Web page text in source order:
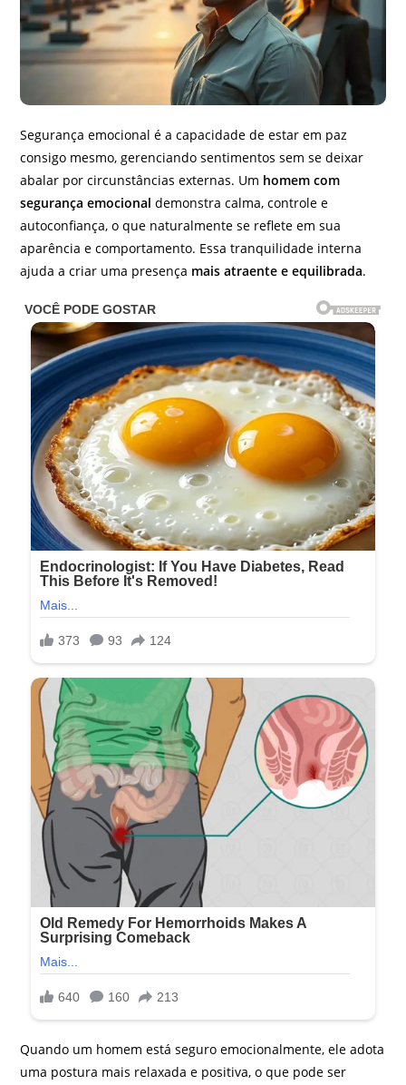
Segurança emocional é a capacidade de estar em paz
consigo mesmo, gerenciando sentimentos sem se deixar
abalar por circunstâncias externas. Um homem com
segurança emocional demonstra calma, controle e
autoconfiança, o que naturalmente se reflete em sua
aparência e comportamento. Essa tranquilidade interna
ajuda a criar uma presença mais atraente e equilibrada.
Quando um homem está seguro emocionalmente, ele adota
uma postura mais relaxada e positiva, o que pode ser